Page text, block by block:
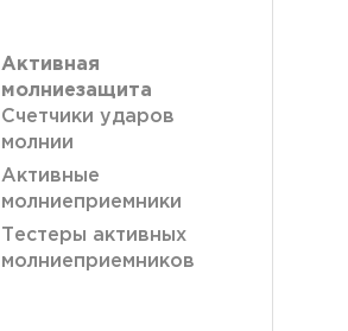
Активная
молниезащита
Счетчики ударов
молнии
Активные
молниеприемники
Тестеры активных
молниеприемников